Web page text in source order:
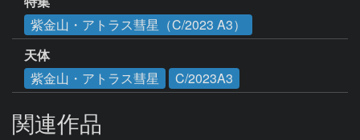
紫金山・アトラス彗星（C/2023 A3）
天体
紫金山・アトラス彗星
C/2023A3
関連作品